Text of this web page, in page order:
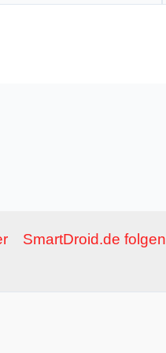
SmartDroid.de folgen